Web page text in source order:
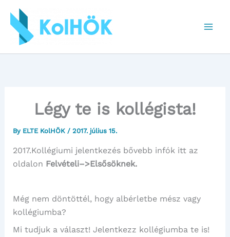
content
Légy te is kollégista!
By ELTE KolHÖK / 2017. július 15.
2017.Kollégiumi jelentkezés bővebb infók itt az
oldalon Felvételi–>Elsősöknek.
Még nem döntöttél, hogy albérletbe mész vagy
kollégiumba?
Mi tudjuk a választ! Jelentkezz kollégiumba te is!